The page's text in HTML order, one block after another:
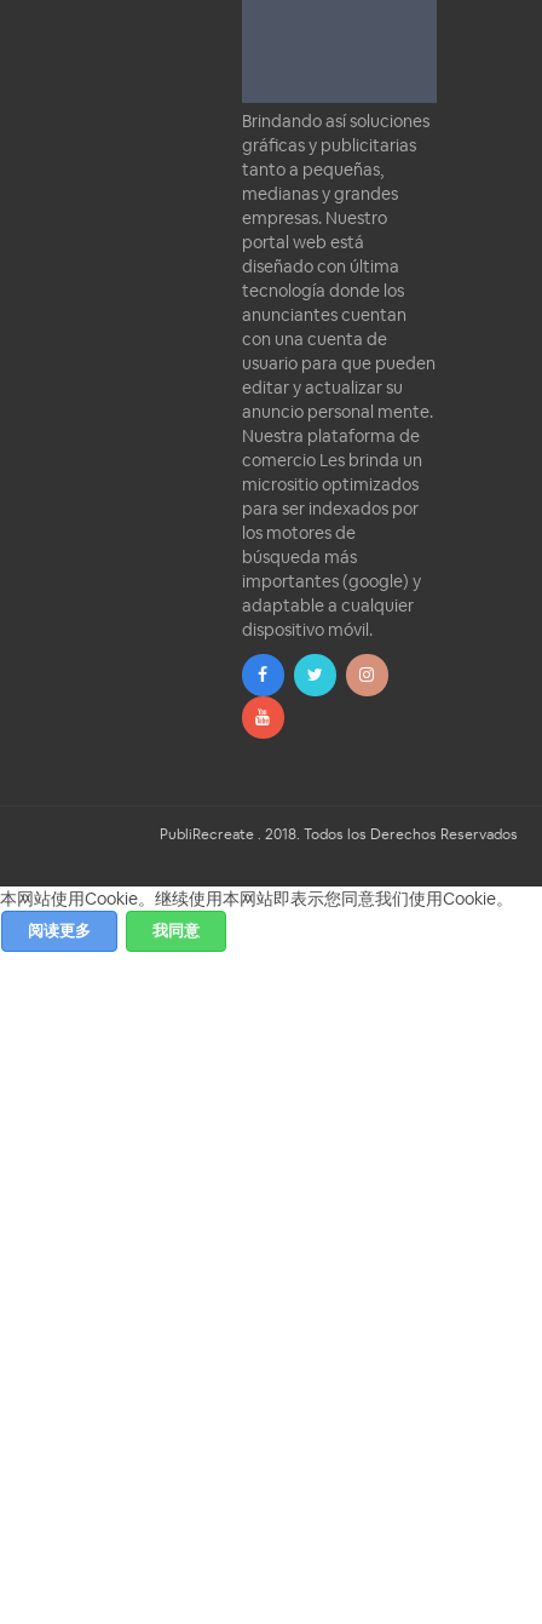
Brindando así soluciones
gráficas y publicitarias
tanto a pequeñas,
medianas y grandes
empresas. Nuestro
portal web está
diseñado con última
tecnología donde los
anunciantes cuentan
con una cuenta de
usuario para que pueden
editar y actualizar su
anuncio personal mente.
Nuestra plataforma de
comercio Les brinda un
micrositio optimizados
para ser indexados por
los motores de
búsqueda más
importantes (google) y
adaptable a cualquier
dispositivo móvil.
PubliRecreate . 2018. Todos los Derechos Reservados
本网站使用Cookie。继续使用本网站即表示您同意我们使用Cookie。
阅读更多 我同意